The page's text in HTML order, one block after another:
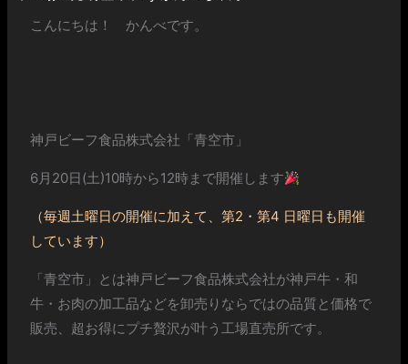
こんにちは！ かんべです。
神戸ビーフ食品株式会社「青空市」
6月20日(土)10時から12時まで開催します
（毎週土曜日の開催に加えて、第2・第4 日曜日も開催
しています）
「青空市」とは神戸ビーフ食品株式会社が神戸牛・和
牛・お肉の加工品などを卸売りならではの品質と価格で
販売、超お得にプチ贅沢が叶う工場直売所です。